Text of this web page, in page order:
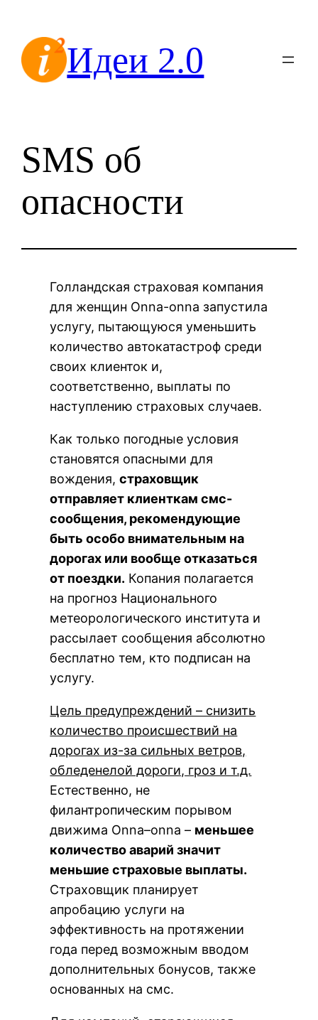
содержимомуИдеи 2.0
SMS об
опасности
Голландская страховая компания
для женщин Onna-onna запустила
услугу, пытающуюся уменьшить
количество автокатастроф среди
своих клиенток и,
соответственно, выплаты по
наступлению страховых случаев.
Как только погодные условия
становятся опасными для
вождения,страховщик
отправляет клиенткам смс-
сообщения, рекомендующие
быть особо внимательным на
дорогах или вообще отказаться
от поездки. Копания полагается
на прогноз Национального
метеорологического института и
рассылает сообщения абсолютно
бесплатно тем, кто подписан на
услугу.
Цель предупреждений – снизить
количество происшествий на
дорогах из-за сильных ветров,
обледенелой дороги, гроз и т.д.
Естественно, не
филантропическим порывом
движима Onna–onna – меньшее
количество аварий значит
меньшие страховые выплаты.
Страховщик планирует
апробацию услуги на
эффективность на протяжении
года перед возможным вводом
дополнительных бонусов, также
основанных на смс.